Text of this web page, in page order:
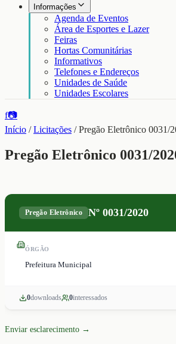
Informações
Agenda de Eventos
Área de Esportes e Lazer
Feiras
Hortas Comunitárias
Informativos
Telefones e Endereços
Unidades de Saúde
Unidades Escolares
f📷
Início /Licitações /Pregão Eletrônico 0031/
Pregão Eletrônico 0031/
Pregão Eletrônico Nº0031/2020
ÓRGÃO
Prefeitura Municipal
0downloads 0interessados
Enviar esclarecimento →